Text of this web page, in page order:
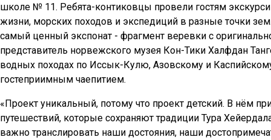
школе № 11. Ребята-контиковцы провели гостям
жизни, морских походов и экспедиций в разные точки
самый ценный экспонат - фрагмент веревки с
представитель норвежского музея Кон-Тики Халфдан
водных походах по Иссык-Кулю, Азовскому и
гостеприимным чаепитием.
«Проект уникальный, потому что проект детский. В нём
путешествий, которые сохраняют традиции Тура
важно транслировать наши достояния, наши